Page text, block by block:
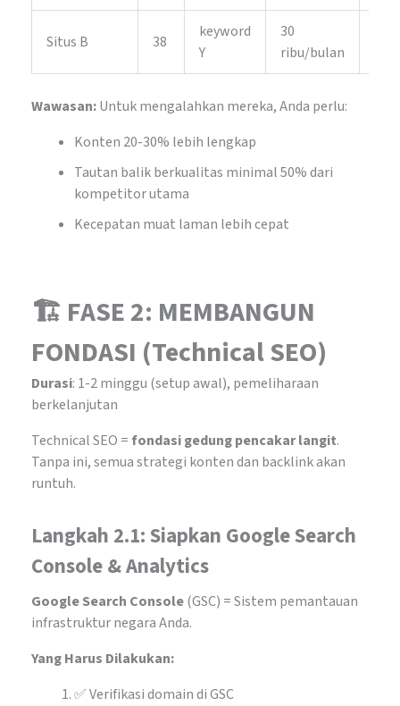
Situs B 38
keyword
Y
30
ribu/bulan
Wawasan:Untuk mengalahkan mereka, Anda perlu:
Konten 20-30% lebih lengkap
Tautan balik berkualitas minimal 50% dari
kompetitor utama
Kecepatan muat laman lebih cepat
🏗️ FASE 2: MEMBANGUN
FONDASI (Technical SEO)
Durasi: 1-2 minggu (setup awal), pemeliharaan
berkelanjutan
Technical SEO = fondasi gedung pencakar langit.
Tanpa ini, semua strategi konten dan backlink akan
runtuh.
Langkah 2.1: Siapkan Google Search
Console & Analytics
Google Search Console(GSC) = Sistem pemantauan
infrastruktur negara Anda.
Yang Harus Dilakukan:
✅ Verifikasi domain di GSC